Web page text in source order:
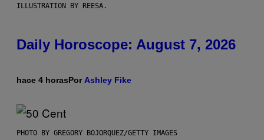
ILLUSTRATION BY REESA.
Daily Horoscope: August 7, 2026
hace 4 horasPorAshley Fike
PHOTO BY GREGORY BOJORQUEZ/GETTY IMAGES